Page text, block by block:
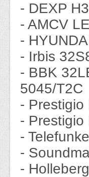
- DEXP
- AMCV
-
- Irbis
- BBK
5045/T2C
- Prestigio
- Prestigio
-
-
-